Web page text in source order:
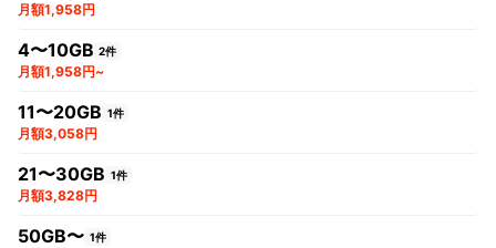
月額1,958円
4〜10GB 2件
月額1,958円~
11〜20GB 1件
月額3,058円
21〜30GB 1件
月額3,828円
50GB〜 1件